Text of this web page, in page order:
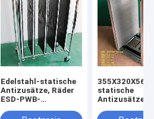
Edelstahl-statische
Antizusätze, Räder
ESD-PWB-
statische
Antizusätze
PWB-